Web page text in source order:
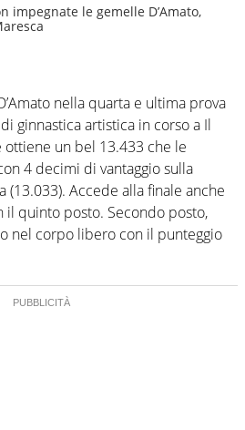
impegnate le gemelle D’Amato,
nella quarta e ultima prova
ginnastica artistica in corso a Il
ottiene un bel 13.433 che le
4 decimi di vantaggio sulla
(13.033). Accede alla finale anche
il quinto posto. Secondo posto,
nel corpo libero con il punteggio